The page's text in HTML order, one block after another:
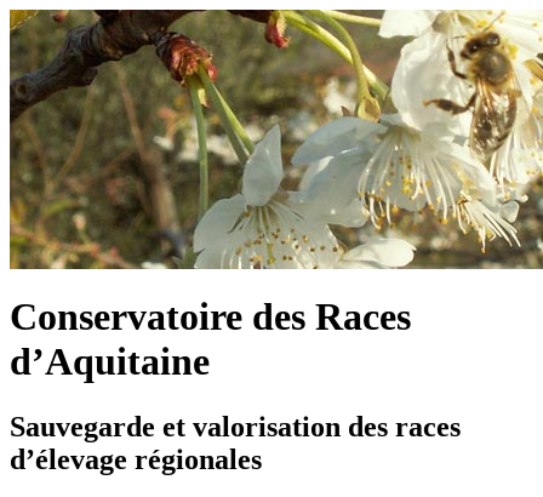
Conservatoire des Races
d’Aquitaine
Sauvegarde et valorisation des races
d’élevage régionales